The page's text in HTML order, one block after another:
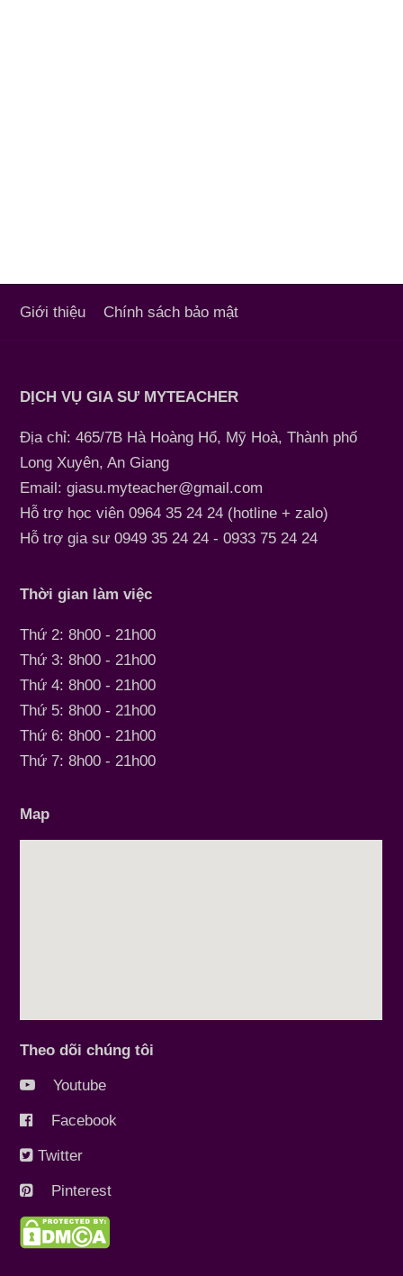
Giới thiệu Chính sách bảo mật
DỊCH VỤ GIA SƯ MYTEACHER
Địa chỉ: 465/7B Hà Hoàng Hổ, Mỹ Hoà, Thành phố
Long Xuyên, An Giang
Email: giasu.myteacher@gmail.com
Hỗ trợ học viên 0964 35 24 24 (hotline + zalo)
Hỗ trợ gia sư 0949 35 24 24 - 0933 75 24 24
Thời gian làm việc
Thứ 2: 8h00 - 21h00
Thứ 3: 8h00 - 21h00
Thứ 4: 8h00 - 21h00
Thứ 5: 8h00 - 21h00
Thứ 6: 8h00 - 21h00
Thứ 7: 8h00 - 21h00
Map
Theo dõi chúng tôi
Youtube
Facebook
Twitter
Pinterest